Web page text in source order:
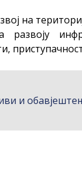
на
развоју
и